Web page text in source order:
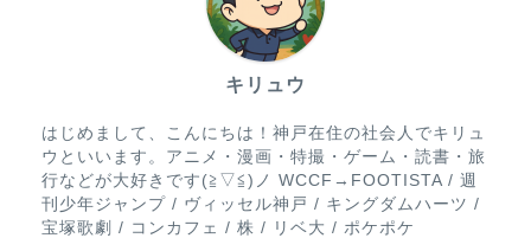
キリュウ
はじめまして、こんにちは！神戸在住の社会人でキリュ
ウといいます。アニメ・漫画・特撮・ゲーム・読書・旅
行などが大好きです(≧▽≦)ノ WCCF→FOOTISTA / 週
刊少年ジャンプ / ヴィッセル神戸 / キングダムハーツ /
宝塚歌劇 / コンカフェ / 株 / リベ大 / ポケポケ